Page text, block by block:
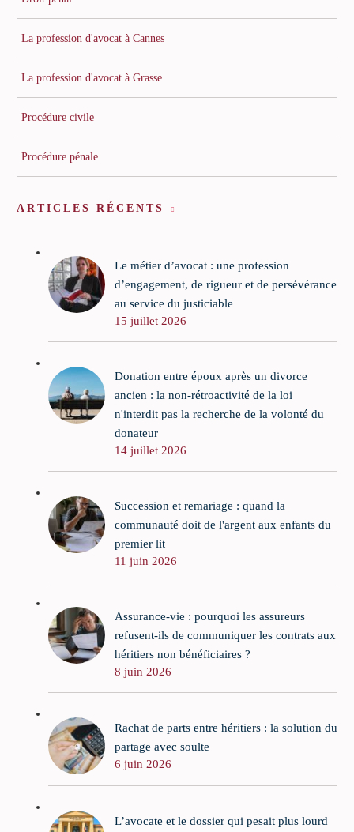
La profession d'avocat à Cannes
La profession d'avocat à Grasse
Procédure civile
Procédure pénale
ARTICLES RÉCENTS
Le métier d’avocat : une profession
d’engagement, de rigueur et de persévérance
au service du justiciable
15 juillet 2026
Donation entre époux après un divorce
ancien : la non-rétroactivité de la loi
n'interdit pas la recherche de la volonté du
donateur
14 juillet 2026
Succession et remariage : quand la
communauté doit de l'argent aux enfants du
premier lit
11 juin 2026
Assurance-vie : pourquoi les assureurs
refusent-ils de communiquer les contrats aux
héritiers non bénéficiaires ?
8 juin 2026
Rachat de parts entre héritiers : la solution du
partage avec soulte
6 juin 2026
L’avocate et le dossier qui pesait plus lourd